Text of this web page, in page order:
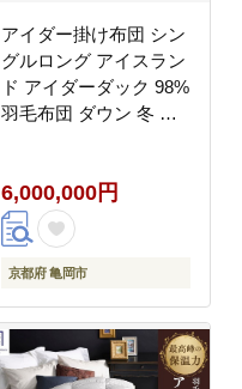
アイダー掛け布団 シン
グルロング アイスラン
ド アイダーダック 98%
羽毛布団 ダウン 冬 暖
6,000,000円
京都府 亀岡市